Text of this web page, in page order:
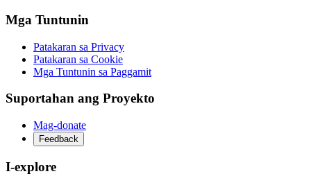
Mga Tuntunin
Patakaran sa Privacy
Patakaran sa Cookie
Mga Tuntunin sa Paggamit
Suportahan ang Proyekto
Mag-donate
Feedback
I-explore